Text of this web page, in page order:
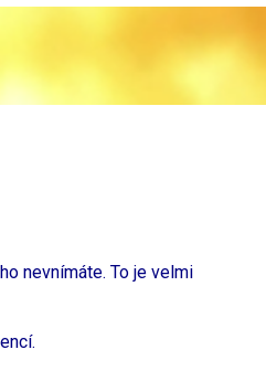
nevnímáte. To je velmi